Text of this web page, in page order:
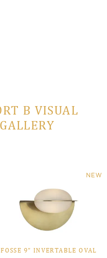
В VISUAL
NEW
FOSSE 9" INVERTABLE OVAL